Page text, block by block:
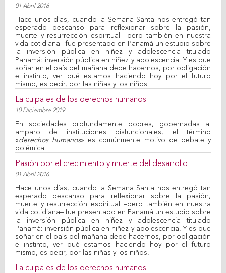
01 Abril 2016
Hace unos días, cuando la Semana Santa nos entregó tan
esperado descanso para reflexionar sobre la pasión,
muerte y resurrección espiritual –pero también en nuestra
vida cotidiana– fue presentado en Panamá un estudio sobre
la inversión pública en niñez y adolescencia titulado
Panamá: inversión pública en niñez y adolescencia. Y es que
soñar en el país del mañana debe hacernos, por obligación
e instinto, ver qué estamos haciendo hoy por el futuro
mismo, es decir, por las niñas y los niños.
La culpa es de los derechos humanos
10 Diciembre 2019
En sociedades profundamente pobres, gobernadas al
amparo de instituciones disfuncionales, el término
«derechos humanos» es comúnmente motivo de debate y
polémica.
Pasión por el crecimiento y muerte del desarrollo
01 Abril 2016
Hace unos días, cuando la Semana Santa nos entregó tan
esperado descanso para reflexionar sobre la pasión,
muerte y resurrección espiritual –pero también en nuestra
vida cotidiana– fue presentado en Panamá un estudio sobre
la inversión pública en niñez y adolescencia titulado
Panamá: inversión pública en niñez y adolescencia. Y es que
soñar en el país del mañana debe hacernos, por obligación
e instinto, ver qué estamos haciendo hoy por el futuro
mismo, es decir, por las niñas y los niños.
La culpa es de los derechos humanos